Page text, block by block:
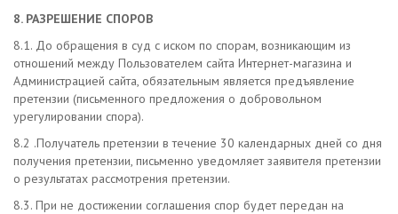
8. РАЗРЕШЕНИЕ СПОРОВ
8.1. До обращения в суд с иском по спорам, возникающим из
отношений между Пользователем сайта Интернет-магазина и
Администрацией сайта, обязательным является предъявление
претензии (письменного предложения о добровольном
урегулировании спора).
8.2 .Получатель претензии в течение 30 календарных дней со дня
получения претензии, письменно уведомляет заявителя претензии
о результатах рассмотрения претензии.
8.3. При не достижении соглашения спор будет передан на